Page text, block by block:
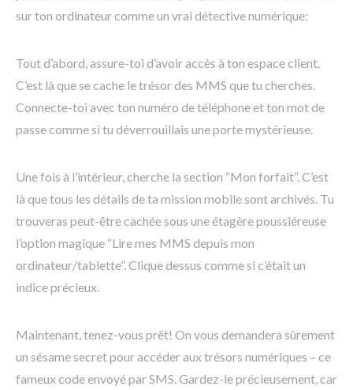
sur ton ordinateur comme un vrai détective numérique:
Tout d’abord, assure-toi d’avoir accès à ton espace client.
C’est là que se cache le trésor des MMS que tu cherches.
Connecte-toi avec ton numéro de téléphone et ton mot de
passe comme si tu déverrouillais une porte mystérieuse.
Une fois à l’intérieur, cherche la section “Mon forfait”. C’est
là que tous les détails de ta mission mobile sont archivés. Tu
trouveras peut-être cachée sous une étagère poussiéreuse
l’option magique “Lire mes MMS depuis mon
ordinateur/tablette”. Clique dessus comme si c’était un
indice précieux.
Maintenant, tenez-vous prêt! On vous demandera sûrement
un sésame secret pour accéder aux trésors numériques – ce
fameux code envoyé par SMS. Gardez-le précieusement, car